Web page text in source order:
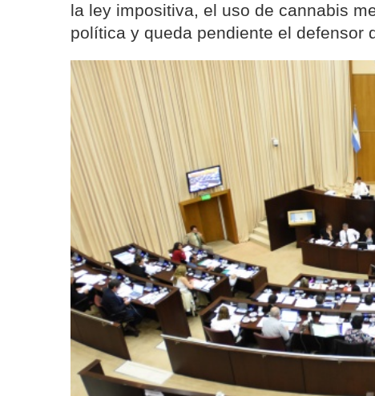
la ley impositiva, el uso de cannabis
política y queda pendiente el defensor